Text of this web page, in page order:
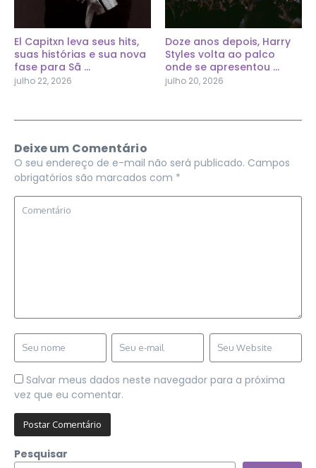
El Capitxn leva seus hits,
suas histórias e sua nova
fase para Sã ...
julho 22, 2026
Doze anos depois, Harry
Styles volta ao palco
onde se apresentou ...
julho 20, 2026
Deixe um Comentário
O seu endereço de e-mail não será publicado. Campos
obrigatórios são marcados com *
Salvar meus dados neste navegador para a próxima
vez que eu comentar.
Pesquisar